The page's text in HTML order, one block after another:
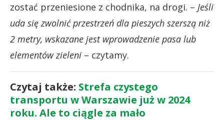
zostać przeniesione z chodnika, na drogi. – Jeśli
uda się zwolnić przestrzeń dla pieszych szerszą niż
2 metry, wskazane jest wprowadzenie pasa lub
elementów zieleni – czytamy.
Czytaj także: Strefa czystego
transportu w Warszawie już w 2024
roku. Ale to ciągle za mało